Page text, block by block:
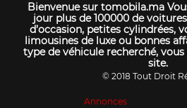
Bienvenue sur tomobila.ma
jour plus de 100000 de
d’occasion, petites cylindrées,
limousines de luxe ou bonnes
type de véhicule recherché,
site.
© 2018 Tout Droit
Annonces